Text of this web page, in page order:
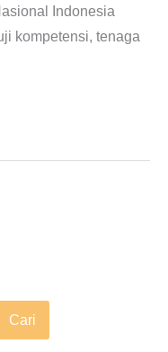
Indonesia
kompetensi, tenaga
Cari